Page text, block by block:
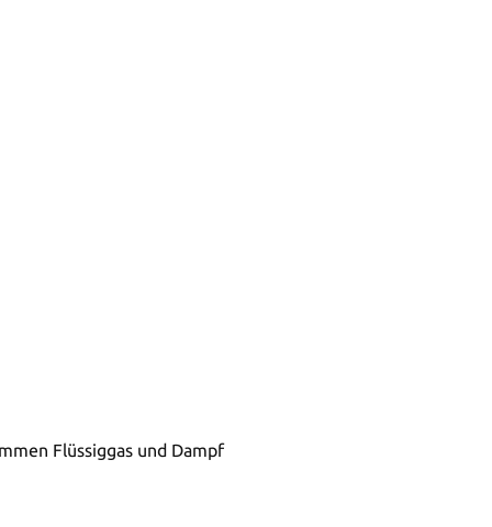
Flüssiggas und Dampf